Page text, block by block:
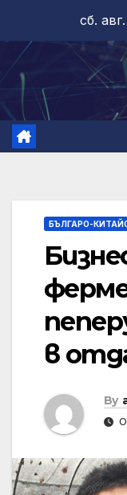
content
сб.
БЪЛГАРО-
в
By